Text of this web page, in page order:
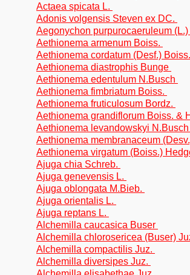
Actaea spicata L.
Adonis volgensis Steven ex DC.
Aegonychon purpurocaeruleum
Aethionema armenum Boiss.
Aethionema cordatum (Desf.)
Aethionema diastrophis Bunge
Aethionema edentulum N.Busch
Aethionema fimbriatum Boiss.
Aethionema fruticulosum Bordz.
Aethionema grandiflorum Boiss. &
Aethionema levandowskyi
Aethionema membranaceum
Aethionema virgatum (Boiss.)
Ajuga chia Schreb.
Ajuga genevensis L.
Ajuga oblongata M.Bieb.
Ajuga orientalis L.
Ajuga reptans L.
Alchemilla caucasica Buser
Alchemilla chlorosericea (Buser)
Alchemilla compactilis Juz.
Alchemilla diversipes Juz.